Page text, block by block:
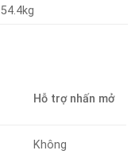
54.4kg
Hỗ trợ nhấn mở
Không